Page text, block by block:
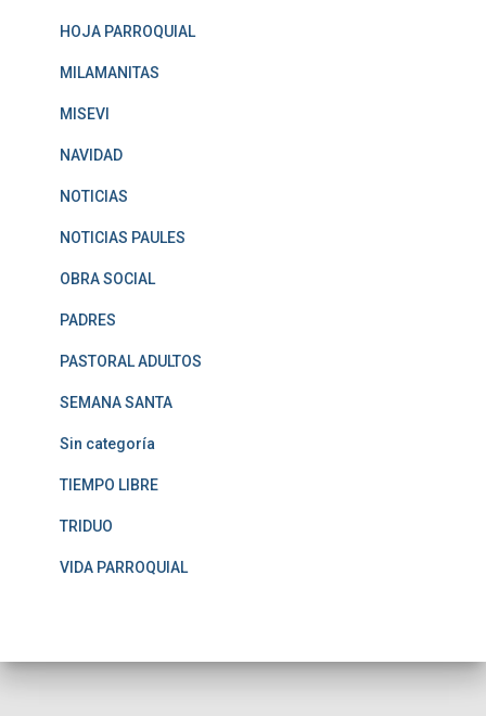
HOJA PARROQUIAL
MILAMANITAS
MISEVI
NAVIDAD
NOTICIAS
NOTICIAS PAULES
OBRA SOCIAL
PADRES
PASTORAL ADULTOS
SEMANA SANTA
Sin categoría
TIEMPO LIBRE
TRIDUO
VIDA PARROQUIAL